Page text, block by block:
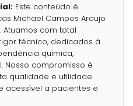
Este conteúdo é
Michael Campos Araujo
Atuamos com total
técnico, dedicados à
química,
Nosso compromisso é
qualidade e utilidade
acessível a pacientes e